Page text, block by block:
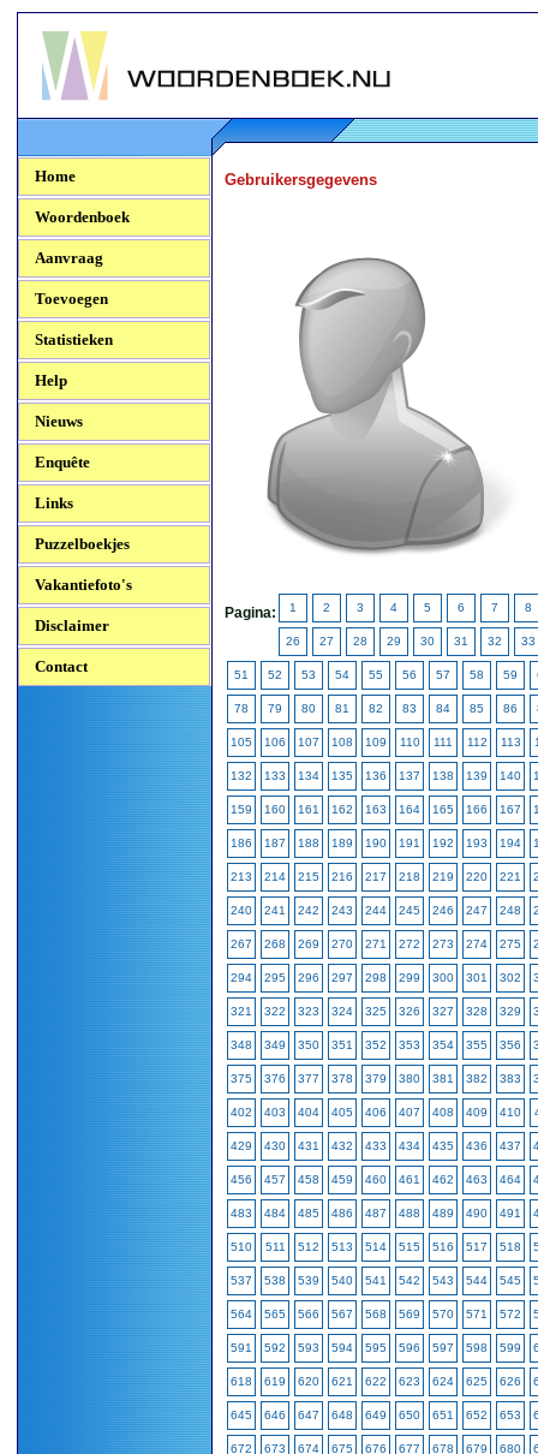
Woordenboek.NU
Home
Woordenboek
Aanvraag
Toevoegen
Statistieken
Help
Nieuws
Enquête
Links
Puzzelboekjes
Vakantiefoto's
Disclaimer
Contact
Gebruikersgegevens
Pagina: 1 2 3 4 5 6 7 8
26 27 28 29 30 31 32 33
51 52 53 54 55 56 57 58 59
78 79 80 81 82 83 84 85 86
105 106 107 108 109 110 111 112 113
132 133 134 135 136 137 138 139 140
159 160 161 162 163 164 165 166 167
186 187 188 189 190 191 192 193 194
213 214 215 216 217 218 219 220 221
240 241 242 243 244 245 246 247 248
267 268 269 270 271 272 273 274 275
294 295 296 297 298 299 300 301 302
321 322 323 324 325 326 327 328 329
348 349 350 351 352 353 354 355 356
375 376 377 378 379 380 381 382 383
402 403 404 405 406 407 408 409 410
429 430 431 432 433 434 435 436 437
456 457 458 459 460 461 462 463 464
483 484 485 486 487 488 489 490 491
510 511 512 513 514 515 516 517 518
537 538 539 540 541 542 543 544 545
564 565 566 567 568 569 570 571 572
591 592 593 594 595 596 597 598 599
618 619 620 621 622 623 624 625 626
645 646 647 648 649 650 651 652 653
672 673 674 675 676 677 678 679 680